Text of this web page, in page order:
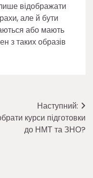
відображати
але й бути
або мають
з таких образів
Наступний:
курси підготовки
до НМТ та ЗНО?